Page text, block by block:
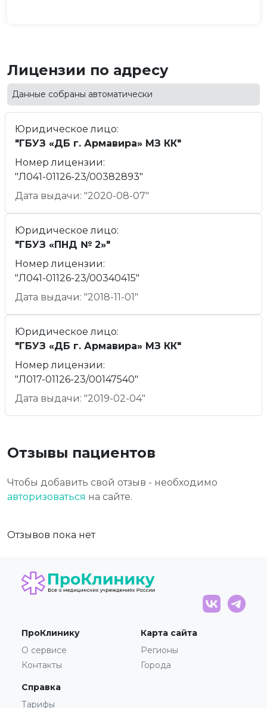
Лицензии по адресу
Данные собраны автоматически
Юридическое лицо:
"ГБУЗ «ДБ г. Армавира» МЗ КК"
Номер лицензии:
"Л041-01126-23/00382893"
Дата выдачи: "2020-08-07"
Юридическое лицо:
"ГБУЗ «ПНД № 2»"
Номер лицензии:
"Л041-01126-23/00340415"
Дата выдачи: "2018-11-01"
Юридическое лицо:
"ГБУЗ «ДБ г. Армавира» МЗ КК"
Номер лицензии:
"Л017-01126-23/00147540"
Дата выдачи: "2019-02-04"
Отзывы пациентов
Чтобы добавить свой отзыв - необходимо
авторизоваться на сайте.
Отзывов пока нет
ПроКлинику
О сервисе
Контакты
Карта сайта
Регионы
Города
Справка
Тарифы